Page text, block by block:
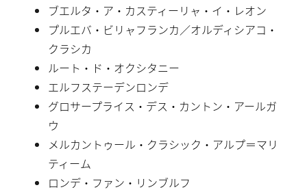
ブエルタ・ア・カスティーリャ・イ・レオン
プルエバ・ビリャフランカ／オルディシアコ・
クラシカ
ルート・ド・オクシタニー
エルフステーデンロンデ
グロサープライス・デス・カントン・アールガ
ウ
メルカントゥール・クラシック・アルプ＝マリ
ティーム
ロンデ・ファン・リンブルフ